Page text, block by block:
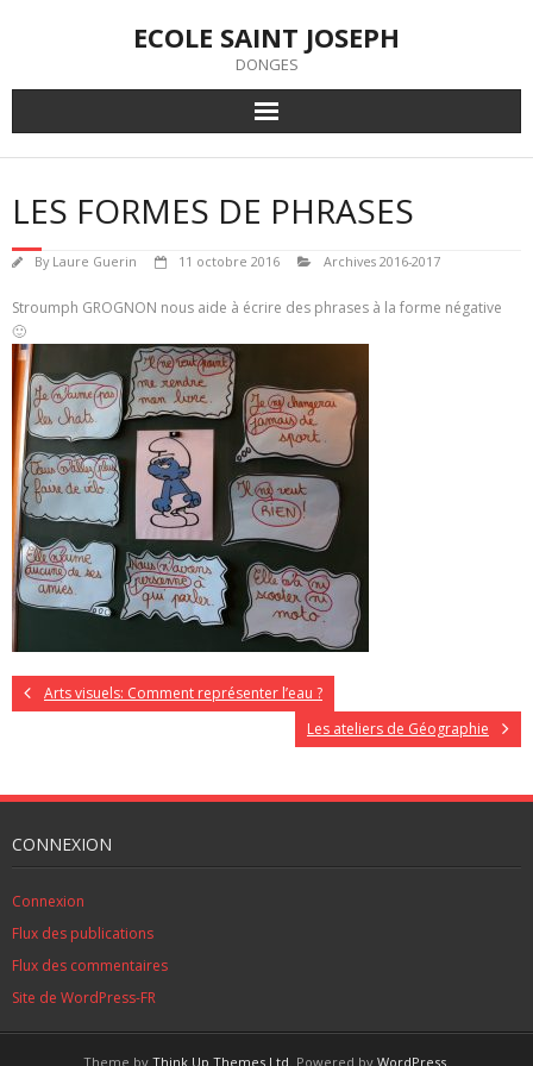
ECOLE SAINT JOSEPH
DONGES
LES FORMES DE PHRASES
By Laure Guerin 11 octobre 2016 Archives 2016-2017
Stroumph GROGNON nous aide à écrire des phrases à la forme négative
🙂
Arts visuels: Comment représenter l’eau ?
Les ateliers de Géographie
CONNEXION
Connexion
Flux des publications
Flux des commentaires
Site de WordPress-FR
Theme by Think Up Themes Ltd . Powered by WordPress